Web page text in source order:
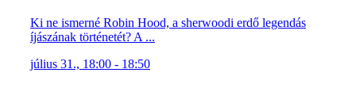
Ki ne ismerné Robin Hood, a sherwoodi erdő legendás
íjászának történetét? A ...
július 31., 18:00 - 18:50